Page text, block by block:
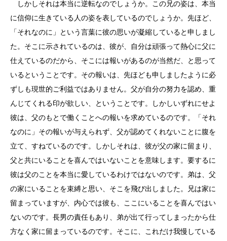
しかしそれは本当に逆転なのでしょうか。この兄の姿は、本当
に信仰に生きている人の姿を表しているのでしょうか。先ほど、
「それなのに」という言葉に彼の思いが凝縮していると申しまし
た。そこに示されているのは、彼が、自分は頑張って熱心に父に
仕えているのだから、そこには報いがあるのが当然だ、と思って
いるということです。その報いは、先ほども申しましたように必
ずしも現世的ご利益ではありません。父が自分の努力を認め、重
んじてくれる印が欲しい、ということです。しかしいずれにせよ
彼は、父のもとで働くことへの報いを求めているのです。「それ
なのに」その報いが与えられず、父が認めてくれないことに腹を
立て、すねているのです。しかしそれは、彼が父の家に留まり、
父と共にいることを喜んではいないことを意味します。要するに
彼は父のことを本当に愛しているわけではないのです。弟は、父
の家にいることを束縛と思い、そこを飛び出しました。兄は家に
留まっていますが、内心では彼も、ここにいることを喜んではい
ないのです。長男の責任もあり、弟が出て行ってしまったから仕
方なく家に留まっているのです。そこに、これだけ我慢している